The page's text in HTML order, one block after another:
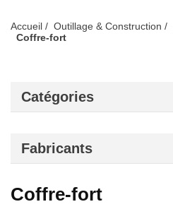
Accueil / Outillage & Construction /
Coffre-fort
Catégories
Fabricants
Coffre-fort